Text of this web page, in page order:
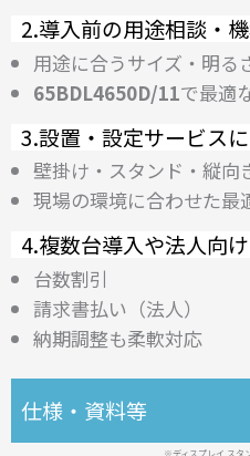
2.導入前の用途相談・
用途に合うサイズ・明る
65BDL4650D/11で最適
3.設置・設定サービス
壁掛け・スタンド・縦向
現場の環境に合わせた最
4.複数台導入や法人向
台数割引
請求書払い（法人）
納期調整も柔軟対応
仕様・資料等
※ディスプレイ スタ